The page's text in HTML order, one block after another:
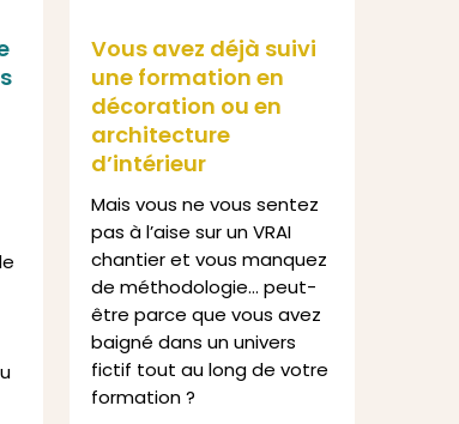
Vous avez déjà suivi
une formation en
décoration ou en
architecture
d’intérieur
Mais vous ne vous sentez
pas à l’aise sur un VRAI
chantier et vous manquez
de méthodologie… peut-
être parce que vous avez
baigné dans un univers
fictif tout au long de votre
formation ?